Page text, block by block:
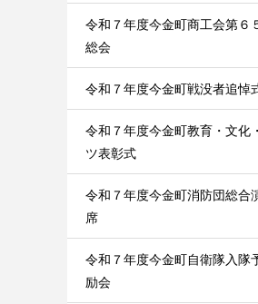
令和７年度今金町商工会第６
総会
令和７年度今金町戦没者追悼
令和７年度今金町教育・文化
ツ表彰式
令和７年度今金町消防団総合
席
令和７年度今金町自衛隊入隊
励会